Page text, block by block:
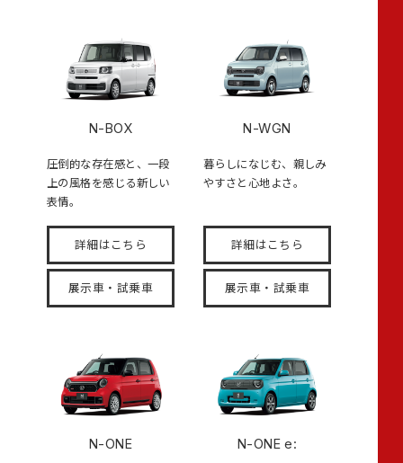
N-BOX
圧倒的な存在感と、一段
上の風格を感じる新しい
表情。
詳細はこちら
展示車・試乗車
N-WGN
暮らしになじむ、親しみ
やすさと心地よさ。
詳細はこちら
展示車・試乗車
N-ONE N-ONE e: